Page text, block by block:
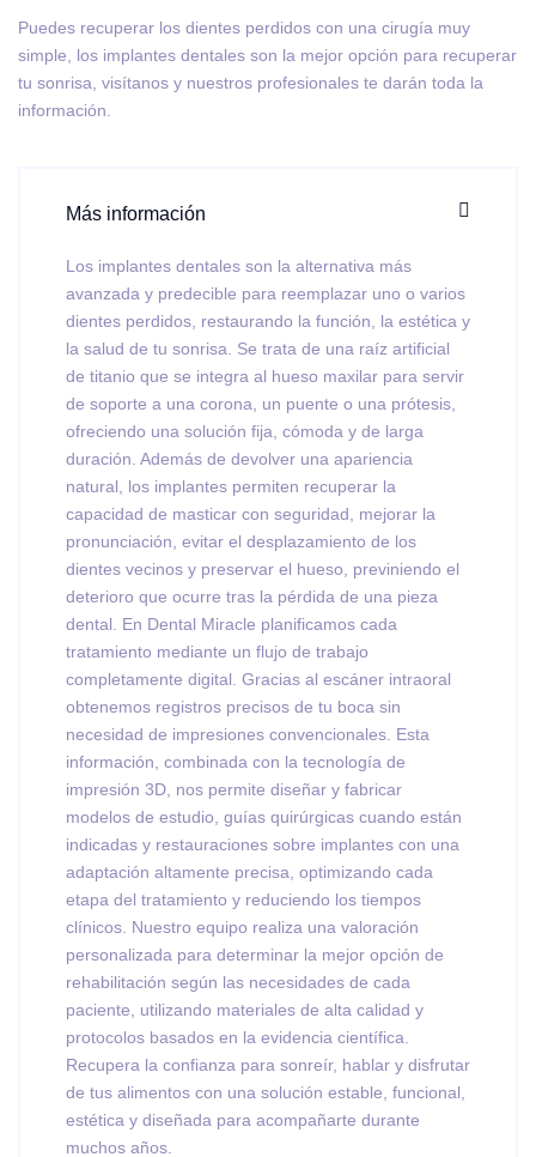
Puedes recuperar los dientes perdidos con una cirugía muy
simple, los implantes dentales son la mejor opción para recuperar
tu sonrisa, visítanos y nuestros profesionales te darán toda la
información.
Más información
Los implantes dentales son la alternativa más
avanzada y predecible para reemplazar uno o varios
dientes perdidos, restaurando la función, la estética y
la salud de tu sonrisa. Se trata de una raíz artificial
de titanio que se integra al hueso maxilar para servir
de soporte a una corona, un puente o una prótesis,
ofreciendo una solución fija, cómoda y de larga
duración. Además de devolver una apariencia
natural, los implantes permiten recuperar la
capacidad de masticar con seguridad, mejorar la
pronunciación, evitar el desplazamiento de los
dientes vecinos y preservar el hueso, previniendo el
deterioro que ocurre tras la pérdida de una pieza
dental. En Dental Miracle planificamos cada
tratamiento mediante un flujo de trabajo
completamente digital. Gracias al escáner intraoral
obtenemos registros precisos de tu boca sin
necesidad de impresiones convencionales. Esta
información, combinada con la tecnología de
impresión 3D, nos permite diseñar y fabricar
modelos de estudio, guías quirúrgicas cuando están
indicadas y restauraciones sobre implantes con una
adaptación altamente precisa, optimizando cada
etapa del tratamiento y reduciendo los tiempos
clínicos. Nuestro equipo realiza una valoración
personalizada para determinar la mejor opción de
rehabilitación según las necesidades de cada
paciente, utilizando materiales de alta calidad y
protocolos basados en la evidencia científica.
Recupera la confianza para sonreír, hablar y disfrutar
de tus alimentos con una solución estable, funcional,
estética y diseñada para acompañarte durante
muchos años.